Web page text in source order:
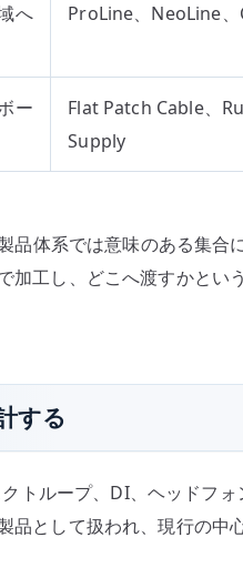
へ
ProLine、NeoLine
ー
Flat Patch Cable、
Supply
品体系では意味のある集合
加工し、どこへ渡すかとい
する
トループ、DI、ヘッドフォ
品として扱われ、現行の中